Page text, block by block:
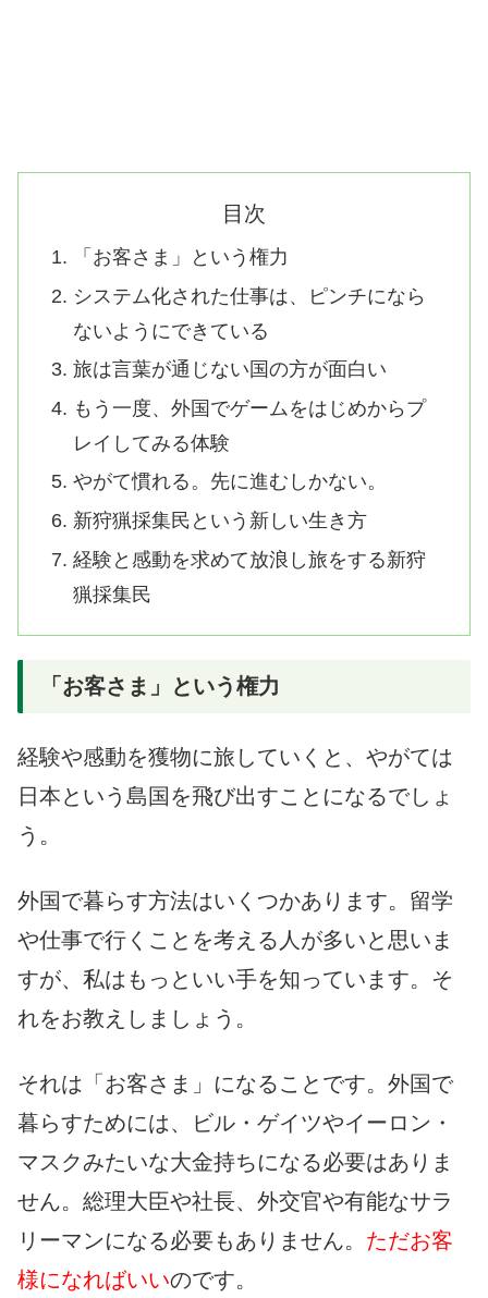
目次
「お客さま」という権力
システム化された仕事は、ピンチになら
ないようにできている
旅は言葉が通じない国の方が面白い
もう一度、外国でゲームをはじめからプ
レイしてみる体験
やがて慣れる。先に進むしかない。
新狩猟採集民という新しい生き方
経験と感動を求めて放浪し旅をする新狩
猟採集民
「お客さま」という権力
経験や感動を獲物に旅していくと、やがては
日本という島国を飛び出すことになるでしょ
う。
外国で暮らす方法はいくつかあります。留学
や仕事で行くことを考える人が多いと思いま
すが、私はもっといい手を知っています。そ
れをお教えしましょう。
それは「お客さま」になることです。外国で
暮らすためには、ビル・ゲイツやイーロン・
マスクみたいな大金持ちになる必要はありま
せん。総理大臣や社長、外交官や有能なサラ
リーマンになる必要もありません。 ただお客
様になればいいのです。